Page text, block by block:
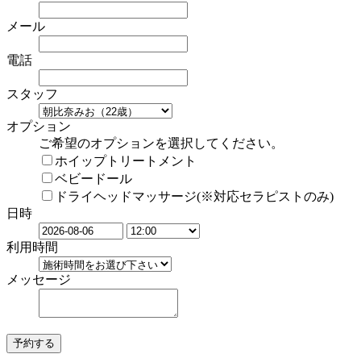
メール
電話
スタッフ
オプション
ご希望のオプションを選択してください。
ホイップトリートメント
ベビードール
ドライヘッドマッサージ(※対応セラピストのみ)
日時
利用時間
メッセージ